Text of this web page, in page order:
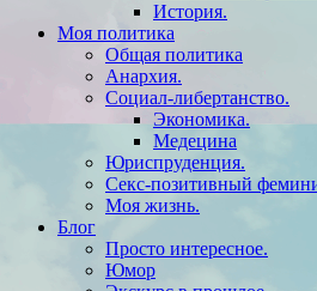
История.
Моя политика
Общая политика
Анархия.
Социал-либертанство.
Экономика.
Медецина
Юриспруденция.
Секс-позитивный
Моя жизнь.
Блог
Просто интересное.
Юмор